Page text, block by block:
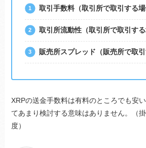
取引手数料（取引所で取引する場
取引所流動性（取引所で取引する
販売所スプレッド（販売所で取引
XRPの送金手数料は有料のところでも安
てあまり検討する意味はありません。（
度）